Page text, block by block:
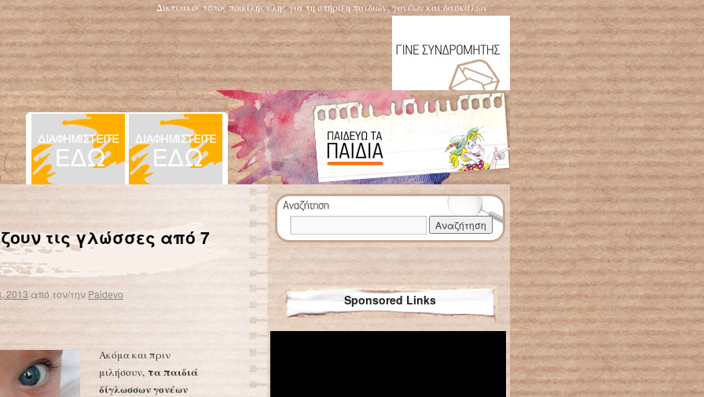
Δικτυακός τόπος ποικίλης ύλης για τη στήριξη παιδιών, γονέων και δασκάλων
τις γλώσσες από 7
2013 από τον/την Paidevo
Ακόμα και πριν
μιλήσουν, τα παιδιά
δίγλωσσων γονέων
Sponsored Links